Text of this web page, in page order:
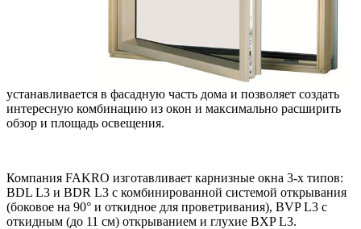
устанавливается в фасадную часть дома и позволяет создать
интересную комбинацию из окон и максимально расширить
обзор и площадь освещения.
Компания FAKRO изготавливает карнизные окна 3-х типов:
BDL L3 и BDR L3 с комбинированной системой открывания
(боковое на 90° и откидное для проветривания), BVP L3 с
откидным (до 11 см) открыванием и глухие BXP L3.